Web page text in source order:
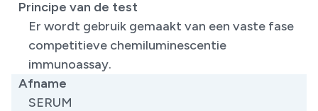
Principe van de test
Er wordt gebruik gemaakt van een vaste fase
competitieve chemiluminescentie
immunoassay.
Afname
SERUM